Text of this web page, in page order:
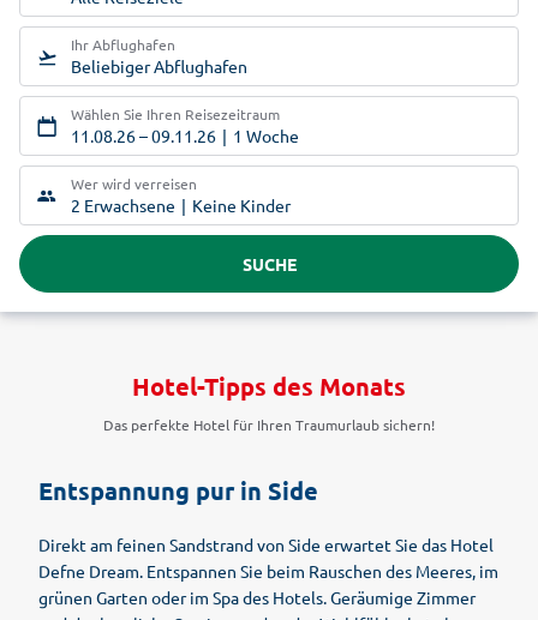
Ihr Abflughafen
Beliebiger Abflughafen
Wählen Sie Ihren Reisezeitraum
11.08.26–09.11.26 1 Woche
Wer wird verreisen
2 Erwachsene Keine Kinder
SUCHE
Hotel-Tipps des Monats
Das perfekte Hotel für Ihren Traumurlaub sichern!
Entspannung pur in Side
Direkt am feinen Sandstrand von Side erwartet Sie das Hotel
Defne Dream. Entspannen Sie beim Rauschen des Meeres, im
grünen Garten oder im Spa des Hotels. Geräumige Zimmer